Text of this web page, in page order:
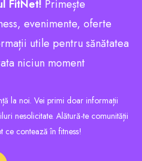
FitNet! Primește
evenimente, oferte
utile pentru sănătatea
niciun moment
la noi. Vei primi doar informații
nesolicitate. Alătură-te comunității
ce contează în fitness!